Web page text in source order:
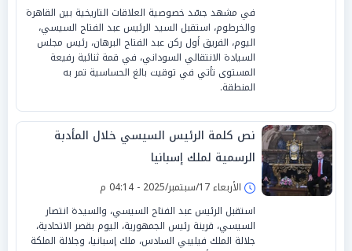
في مشهد جسّد خصوصية العلاقات التاريخية بين القاهرة
والخرطوم، استقبل السيد الرئيس عبد الفتاح السيسي،
اليوم، الفريق أول ركن عبد الفتاح البرهان، رئيس مجلس
السيادة الانتقالي السوداني، في قمة ثنائية رفيعة
المستوى تأتي في توقيت بالغ الحساسية تمر به
المنطقة.
نص كلمة الرئيس السيسي خلال المأدبة
الرسمية لملك إسبانيا
الأربعاء 17/سبتمبر/2025 - 04:14 م
استقبل الرئيس عبد الفتاح السيسي، والسيدة انتصار
السيسي، قرينة رئيس الجمهورية، اليوم بقصر الاتحادية،
جلالة الملك فيليبي السادس، ملك إسبانيا، وجلالة الملكة